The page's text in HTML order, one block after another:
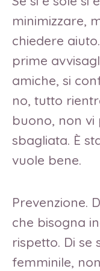
minimizzare,
chiedere
prime
amiche, si
no, tutto
buono, non vi
sbagliata. È
vuole bene.
Prevenzione.
che bisogna
rispetto. Di se
femminile,